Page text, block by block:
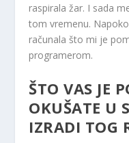
raspirala žar. I sada
tom vremenu.
računala što mi je
programerom.
ŠTO VAS JE
OKUŠATE U
IZRADI TOG